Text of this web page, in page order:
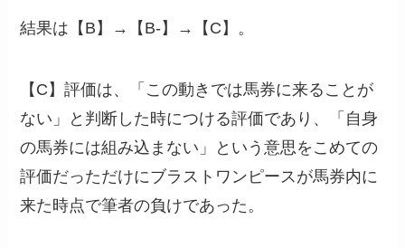
結果は【B】→【B-】→【C】。
【C】評価は、「この動きでは馬券に来ることが
ない」と判断した時につける評価であり、「自身
の馬券には組み込まない」という意思をこめての
評価だっただけにブラストワンピースが馬券内に
来た時点で筆者の負けであった。